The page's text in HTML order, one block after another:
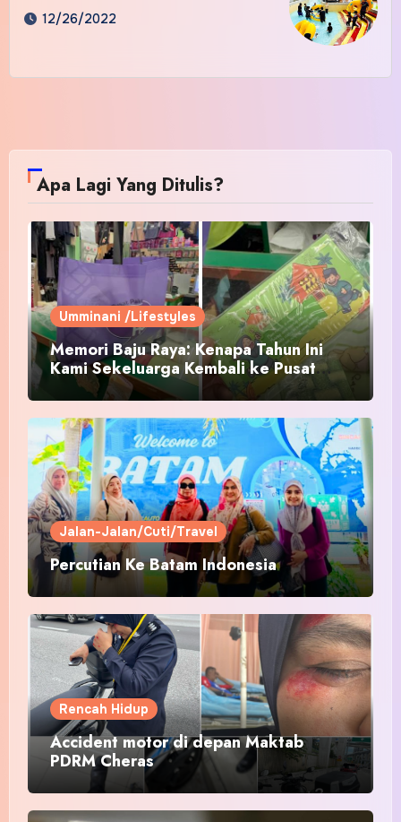
12/26/2022
Apa Lagi Yang Ditulis?
Umminani /Lifestyles
Memori Baju Raya: Kenapa Tahun Ini
Kami Sekeluarga Kembali ke Pusat
Pakaian Hari-Hari?
Jalan-Jalan/Cuti/Travel
Percutian Ke Batam Indonesia
Rencah Hidup
Accident motor di depan Maktab
PDRM Cheras